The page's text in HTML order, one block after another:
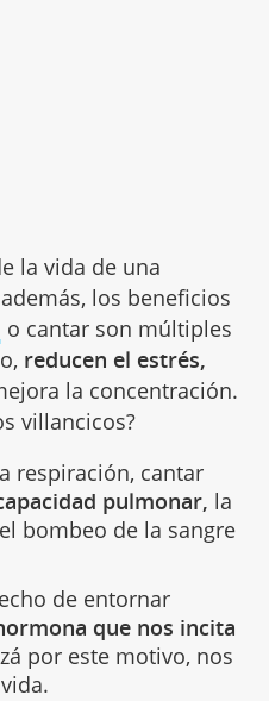
la vida de una
los beneficios
o cantar son múltiples
reducen el estrés,
la concentración.
villancicos?
respiración, cantar
pulmonar, la
bombeo de la sangre
de entornar
que nos incita
por este motivo, nos